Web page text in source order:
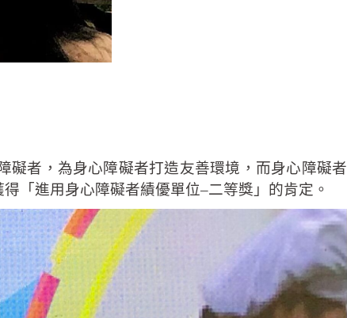
礙者，為身心障礙者打造友善環境，而身心障礙者
「進用身心障礙者績優單位–二等獎」的肯定。